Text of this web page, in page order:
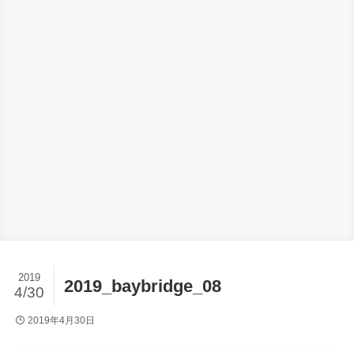
2019_baybridge_08
2019
4/30
2019年4月30日